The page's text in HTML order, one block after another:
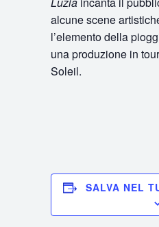
alcune scene
l’elemento della
una produzione in
Soleil.
SALVA NEL